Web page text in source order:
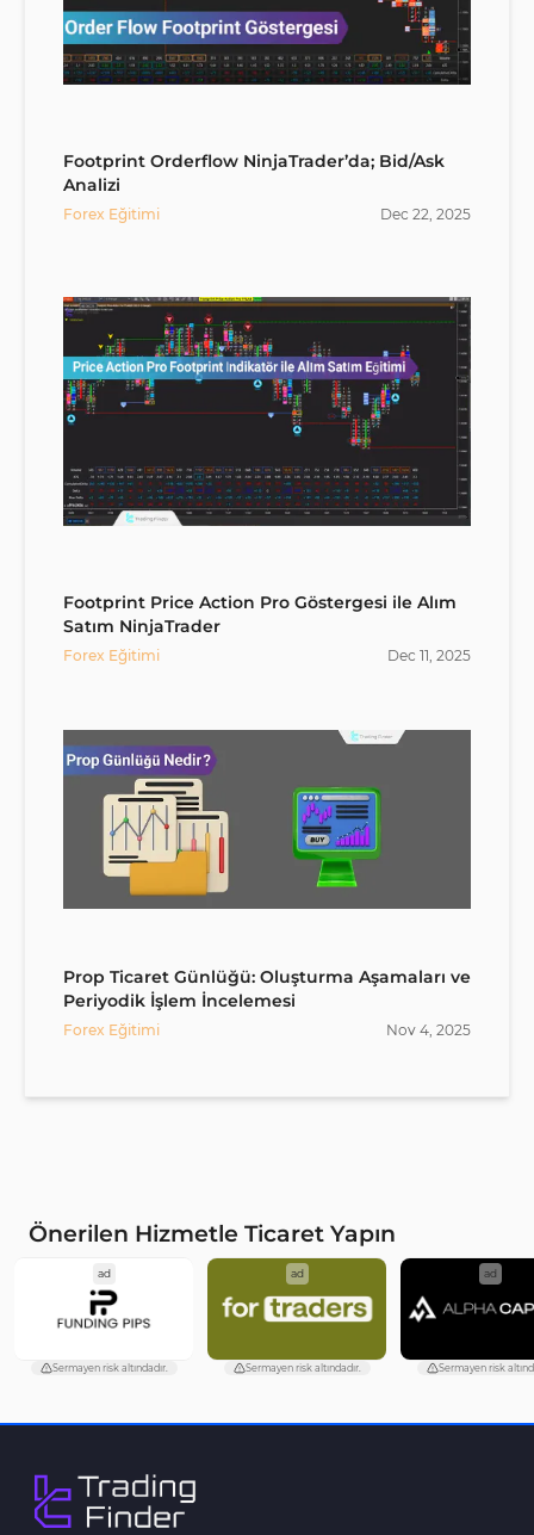
Footprint Orderflow NinjaTrader’da; Bid/Ask
Analizi
Forex Eğitimi Dec 22, 2025
Footprint Price Action Pro Göstergesi ile Alım
Satım NinjaTrader
Forex Eğitimi Dec 11, 2025
Prop Ticaret Günlüğü: Oluşturma Aşamaları ve
Periyodik İşlem İncelemesi
Forex Eğitimi Nov 4, 2025
Önerilen Hizmetle Ticaret Yapın
ad
Sermayen risk altındadır.
ad
Sermayen risk altındadır.
ad
Sermayen risk